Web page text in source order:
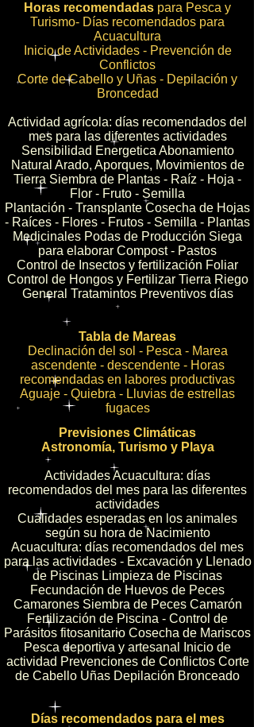
Previsiones Climáticas
Astronomía, Turismo y Playa
Actividades Acuacultura: días
recomendados del mes para las diferentes
actividades
Cualidades esperadas en los animales
según su hora de Nacimiento
Acuacultura: días recomendados del mes
para las actividades - Excavación y Llenado
de Piscinas Limpieza de Piscinas
Fecundación de Huevos de Peces
Camarones Siembra de Peces Camarón
Fertilización de Piscina - Control de
Parásitos fitosanitario Cosecha de Mariscos
Pesca deportiva y artesanal Inicio de
actividad Prevenciones de Conflictos Corte
de Cabello Uñas Depilación Bronceado
Días recomendados para el mes
Horas recomendadas para Pesca y
Turismo- Días recomendados para
Acuacultura
Inicio de Actividades - Prevención de
Conflictos
Corte de Cabello y Uñas - Depilación y
Broncedad
Actividad agrícola: días recomendados del
mes para las diferentes actividades
Sensibilidad Energetica Abonamiento
Natural Arado, Aporques, Movimientos de
Tierra Siembra de Plantas - Raíz - Hoja -
Flor - Fruto - Semilla
Plantación - Transplante Cosecha de Hojas
- Raíces - Flores - Frutos - Semilla - Plantas
Medicinales Podas de Producción Siega
para elaborar Compost - Pastos
Control de Insectos y fertilización Foliar
Control de Hongos y Fertilizar Tierra Riego
General Tratamintos Preventivos días
Tabla de Mareas
Declinación del sol - Pesca - Marea
ascendente - descendente - Horas
recomendadas en labores productivas
Aguaje - Quiebra - Lluvias de estrellas
fugaces